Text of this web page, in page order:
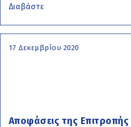
Διαβάστε
17 Δεκεμβρίου 2020
Αποφάσεις της Επιτροπής